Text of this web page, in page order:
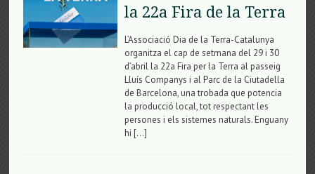
la 22a Fira de la Terra
L’Associació Dia de la Terra-Catalunya
organitza el cap de setmana del 29 i 30
d’abril la 22a Fira per la Terra al passeig
Lluís Companys i al Parc de la Ciutadella
de Barcelona, una trobada que potencia
la producció local, tot respectant les
persones i els sistemes naturals. Enguany
hi […]